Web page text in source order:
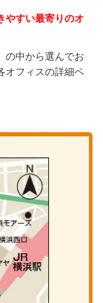
やすい最寄りのオ
の中から選んでお
オフィスの詳細ペ